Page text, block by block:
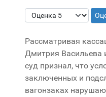
Пожалуйста, оцените
Рассматривая
Дмитрия Васильева
суд признал, что
заключенных и
вагонзаках